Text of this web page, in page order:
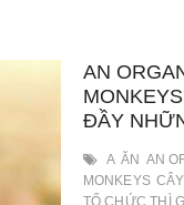
VẸT
NÓI
HAI
THỨ
AN
ĐẦY
A ĂN AN
MONKEYS CÂY
TỔ CHỨC THÌ